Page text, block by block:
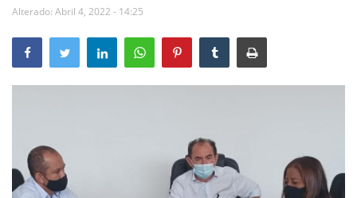
Mural de Licitações
Vídeos
Webmail
Alterado: Abril 4, 2022 - 14:25